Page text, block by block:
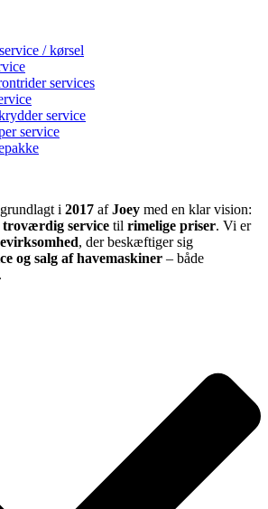
/ kørsel
services
service
service
i 2017 afJoey med en klar vision:
troværdig service til rimelige priser. Vi er
, der beskæftiger sig
og salg af havemaskiner – både
.